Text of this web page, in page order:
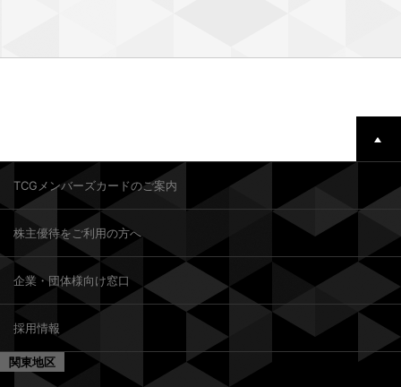
TCGメンバーズカードのご案内
株主優待をご利用の方へ
企業・団体様向け窓口
採用情報
関東地区